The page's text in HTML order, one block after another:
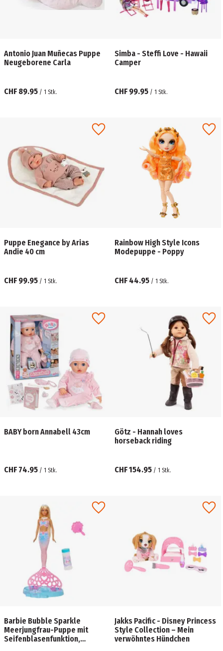
Antonio Juan Muñecas Puppe
Neugeborene Carla
CHF 89.95 / 1 Stk.
Simba - Steffi Love - Hawaii
Camper
CHF 99.95 / 1 Stk.
Puppe Enegance by Arias
Andie 40 cm
CHF 99.95 / 1 Stk.
Rainbow High Style Icons
Modepuppe - Poppy
CHF 44.95 / 1 Stk.
BABY born Annabell 43cm
CHF 74.95 / 1 Stk.
Götz - Hannah loves
horseback riding
CHF 154.95 / 1 Stk.
Barbie Bubble Sparkle
Meerjungfrau-Puppe mit
Seifenblasenfunktion,
Jakks Pacific - Disney Princess
Style Collection – Mein
verwöhntes Hündchen